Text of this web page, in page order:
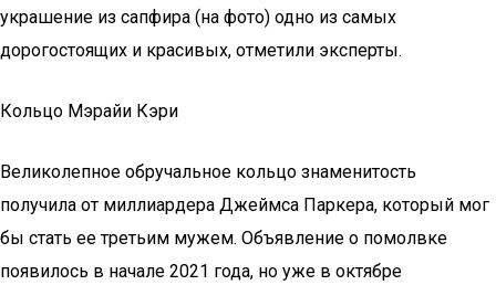
украшение из сапфира (на фото) одно из самых
дорогостоящих и красивых, отметили эксперты.
Кольцо Мэрайи Кэри
Великолепное обручальное кольцо знаменитость
получила от миллиардера Джеймса Паркера, который мог
бы стать ее третьим мужем. Объявление о помолвке
появилось в начале 2021 года, но уже в октябре